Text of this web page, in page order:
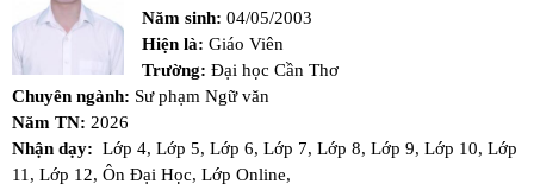
Năm sinh: 04/05/2003
Hiện là: Giáo Viên
Trường: Đại học Cần Thơ
Chuyên ngành: Sư phạm Ngữ văn
Năm TN: 2026
Nhận dạy: Lớp 4, Lớp 5, Lớp 6, Lớp 7, Lớp 8, Lớp 9, Lớp 10, Lớp
11, Lớp 12, Ôn Đại Học, Lớp Online,